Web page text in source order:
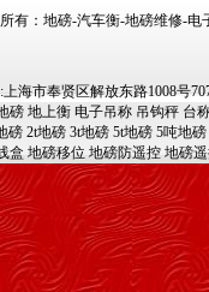
有：地磅-汽车衡-地磅维修-电
海市奉贤区解放东路1008号
磅 地上衡 电子吊称 吊钩秤 台
磅 2t地磅 3t地磅 5t地磅 5吨地磅
盒 地磅移位 地磅防遥控 地磅